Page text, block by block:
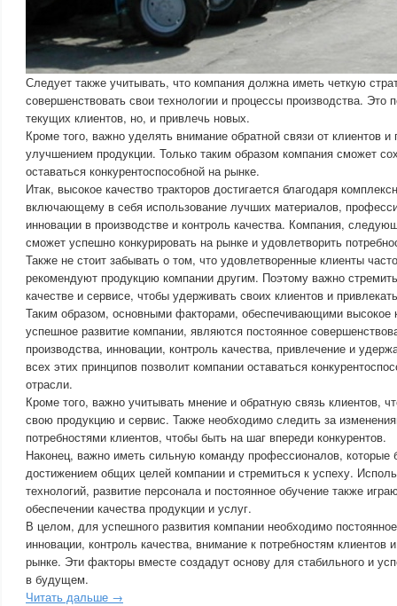
Следует также учитывать, что компания должна иметь четкую
совершенствовать свои технологии и процессы производства. Это
текущих клиентов, но, и привлечь новых.
Кроме того, важно уделять внимание обратной связи от клиентов и
улучшением продукции. Только таким образом компания сможет
оставаться конкурентоспособной на рынке.
Итак, высокое качество тракторов достигается благодаря
включающему в себя использование лучших материалов,
инновации в производстве и контроль качества. Компания,
сможет успешно конкурировать на рынке и удовлетворить
Также не стоит забывать о том, что удовлетворенные клиенты
рекомендуют продукцию компании другим. Поэтому важно
качестве и сервисе, чтобы удерживать своих клиентов и
Таким образом, основными факторами, обеспечивающими высокое
успешное развитие компании, являются постоянное
производства, инновации, контроль качества, привлечение и
всех этих принципов позволит компании оставаться
отрасли.
Кроме того, важно учитывать мнение и обратную связь клиентов,
свою продукцию и сервис. Также необходимо следить за
потребностями клиентов, чтобы быть на шаг впереди конкурентов.
Наконец, важно иметь сильную команду профессионалов, которые
достижением общих целей компании и стремиться к успеху.
технологий, развитие персонала и постоянное обучение также
обеспечении качества продукции и услуг.
В целом, для успешного развития компании необходимо
инновации, контроль качества, внимание к потребностям клиентов
рынке. Эти факторы вместе создадут основу для стабильного и
в будущем.
Читать дальше →